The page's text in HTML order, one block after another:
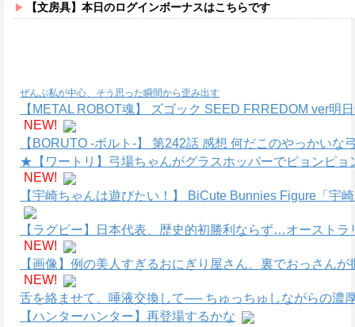
【文房具】本日のログインボーナスはこちらです
ぜんぶ私が中心、そう思った瞬間から歪み出す
【METAL ROBOT魂】 ズゴック SEED FRREDOM ver
NEW!
【BORUTO -ボルト-】 第242話 感想 何だこのやっかいな
★【ワートリ】弓場ちゃんがグラスホッパーでピョンピ
NEW!
【宇崎ちゃんは遊びたい！】 BiCute Bunnies Figure「宇
【ラグビー】日本代表、歴史的初勝利ならず…オースト
NEW!
【画像】例の美人すぎるおにぎり屋さん、裏でおっさん
NEW!
舌を絡ませて、唾液交換して── ちゅっちゅしながらの濃
【ハンターハンター】再登場するかな